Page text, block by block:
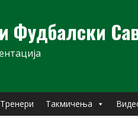
Фудбалски
Тренери Такмичења